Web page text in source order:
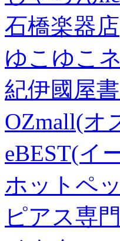
石橋楽器店
ゆこゆこ
紀伊國屋
OZmall(オ
eBEST(イ
ホットペ
ピアス専